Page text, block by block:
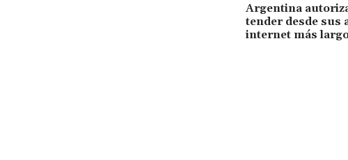
Argentina
tender desde sus
internet más